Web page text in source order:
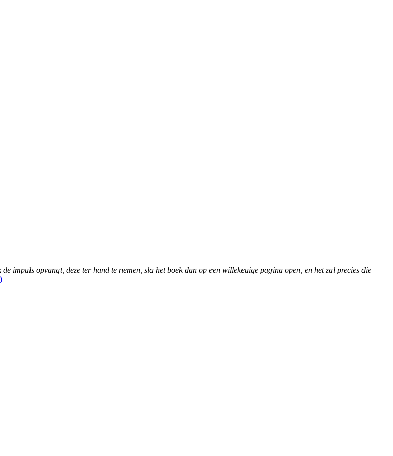
impuls opvangt, deze ter hand te nemen, sla het boek dan op een willekeuige pagina open, en het zal precies die